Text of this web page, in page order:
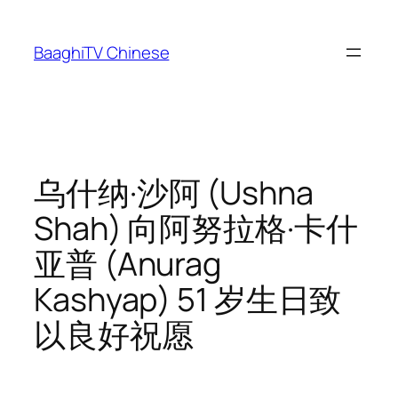
content
BaaghiTV Chinese
乌什纳·沙阿 (Ushna
Shah) 向阿努拉格·卡什
亚普 (Anurag
Kashyap) 51 岁生日致
以良好祝愿